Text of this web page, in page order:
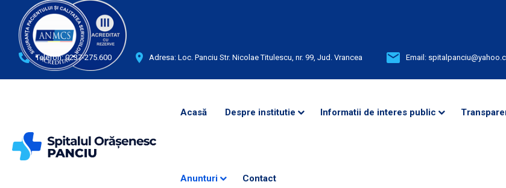
Telefon:0237-275.600 Adresa: Loc. Panciu Str. Nicolae Titulescu, nr. 99, Jud. Vrancea Email:
Acasă Despre institutie Informatii de interes public
Anunturi Contact